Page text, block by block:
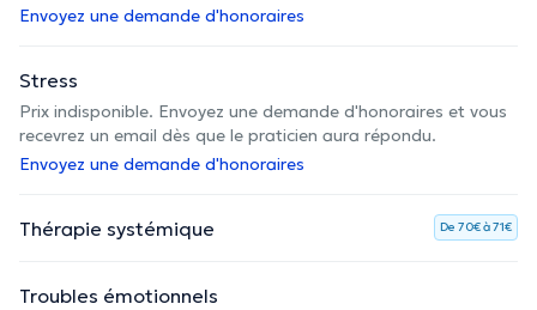
Envoyez une demande d'honoraires
Stress
Prix indisponible. Envoyez une demande d'honoraires et vous
recevrez un email dès que le praticien aura répondu.
Envoyez une demande d'honoraires
Thérapie systémique De 70€ à 71€
Troubles émotionnels